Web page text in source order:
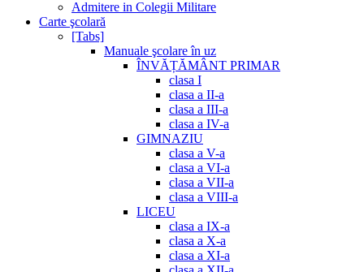
Admitere in Colegii Militare
Carte şcolară
[Tabs]
Manuale şcolare în uz
ÎNVĂȚĂMÂNT PRIMAR
clasa I
clasa a II-a
clasa a III-a
clasa a IV-a
GIMNAZIU
clasa a V-a
clasa a VI-a
clasa a VII-a
clasa a VIII-a
LICEU
clasa a IX-a
clasa a X-a
clasa a XI-a